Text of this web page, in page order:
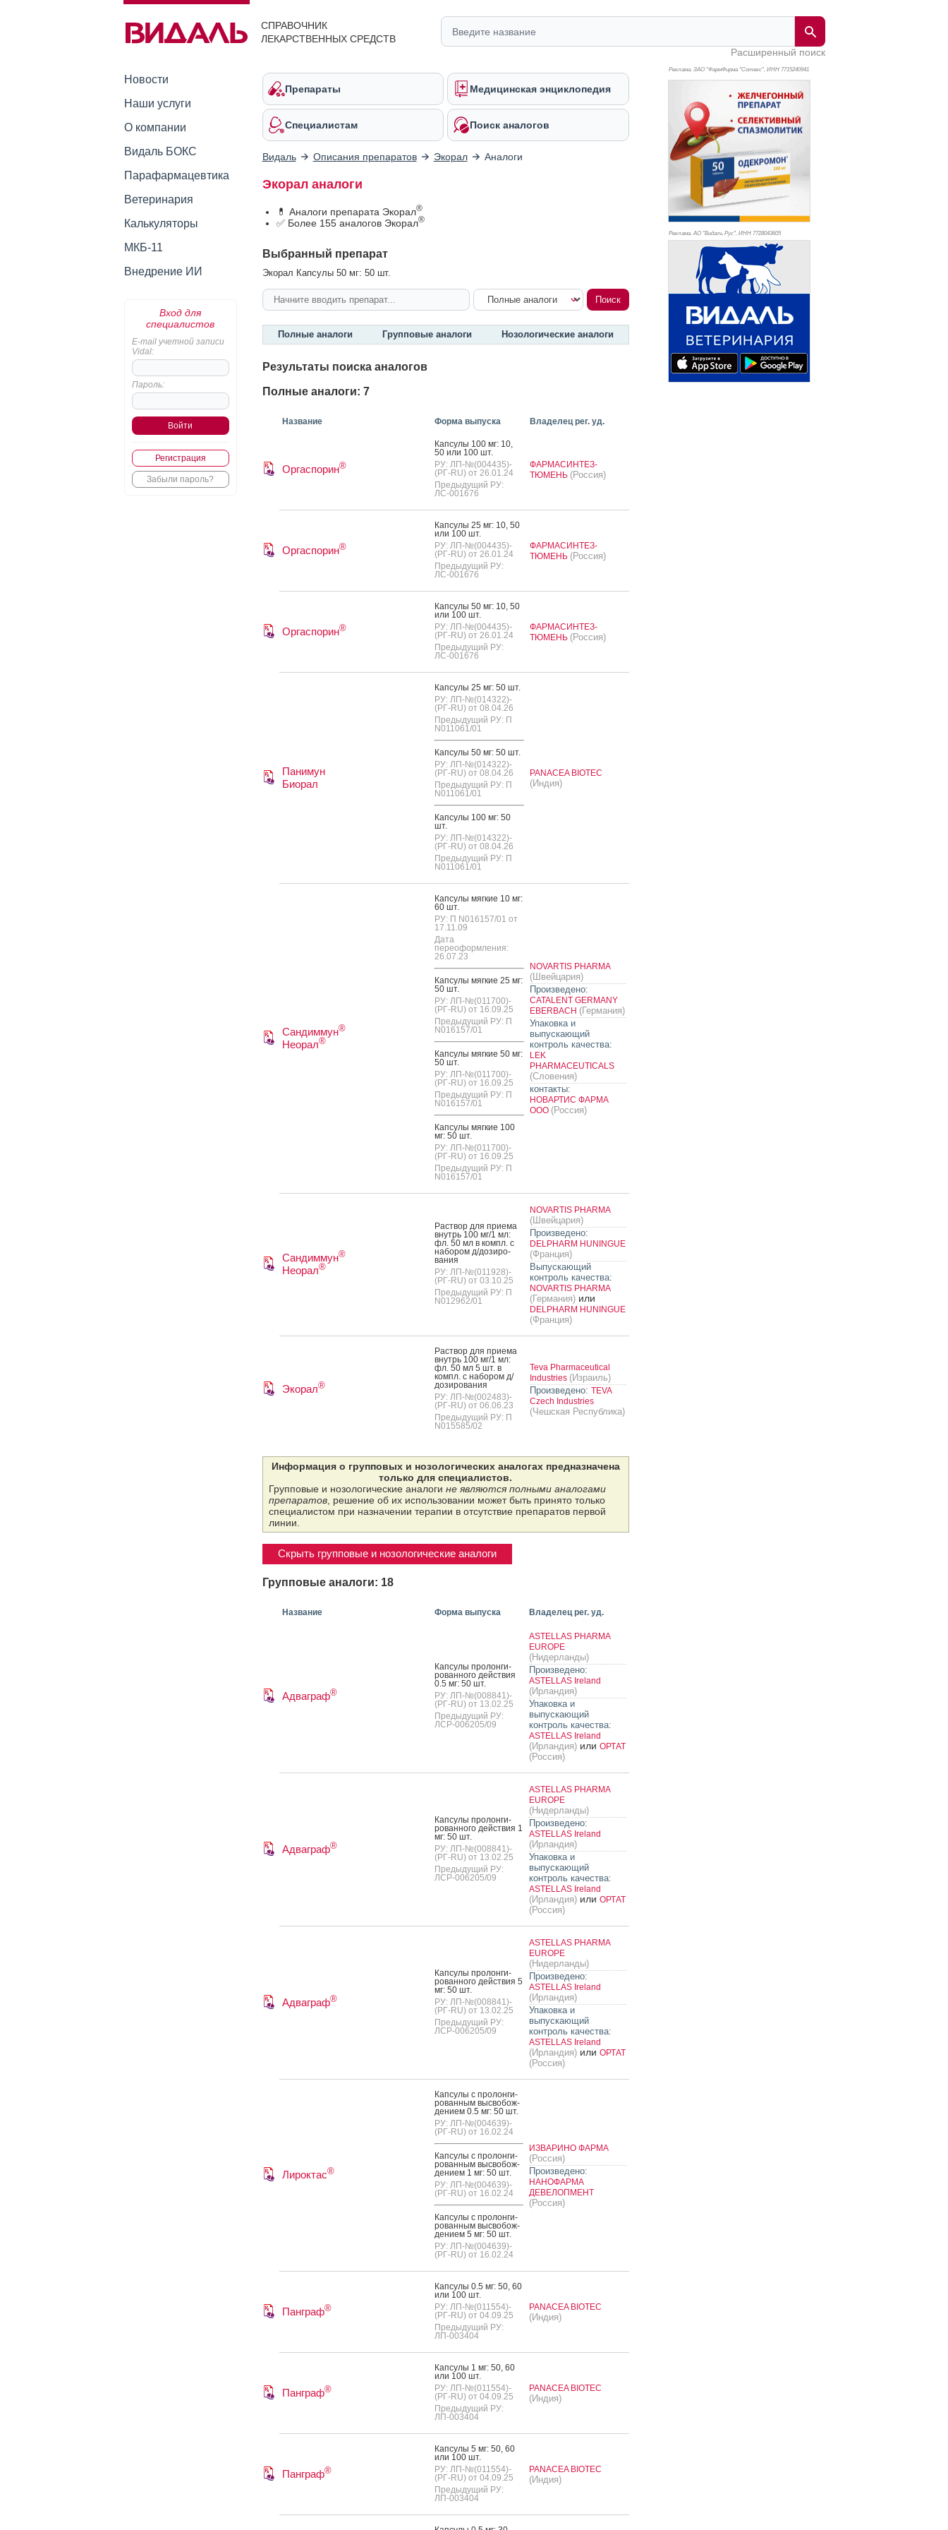
СПРАВОЧНИК
ЛЕКАРСТВЕННЫХ СРЕДСТВ
Расширенный поиск
Новости
Наши услуги
О компании
Видаль БОКС
Парафармацевтика
Ветеринария
Калькуляторы
МКБ-11
Внедрение ИИ
Вход для
специалистов
E-mail учетной записи
Vidal:
Пароль:
Регистрация
Забыли пароль?
Препараты Медицинская энциклопедия
Специалистам Поиск аналогов
Видаль Описания препаратов Экорал Аналоги
Экорал аналоги
💊 Аналоги препарата Экорал®
✅ Более 155 аналогов Экорал®
Выбранный препарат
Экорал Капсулы 50 мг: 50 шт.
Полные аналоги Групповые аналоги Нозологические аналоги
Результаты поиска аналогов
Полные аналоги: 7
Название Форма выпуска Владелец рег. уд.
Оргаспорин®
Кап­су­лы 100 мг: 10,
50 или 100 шт.
РУ: ЛП-№(004435)-
(РГ-RU) от 26.01.24
Предыдущий РУ:
ЛС-001676
ФАРМАСИНТЕЗ-
ТЮМЕНЬ (Россия)
Оргаспорин®
Кап­су­лы 25 мг: 10, 50
или 100 шт.
РУ: ЛП-№(004435)-
(РГ-RU) от 26.01.24
Предыдущий РУ:
ЛС-001676
ФАРМАСИНТЕЗ-
ТЮМЕНЬ (Россия)
Оргаспорин®
Кап­су­лы 50 мг: 10, 50
или 100 шт.
РУ: ЛП-№(004435)-
(РГ-RU) от 26.01.24
Предыдущий РУ:
ЛС-001676
ФАРМАСИНТЕЗ-
ТЮМЕНЬ (Россия)
Панимун
Биорал
Кап­су­лы 25 мг: 50 шт.
РУ: ЛП-№(014322)-
(РГ-RU) от 08.04.26
Предыдущий РУ: П
N011061/01
Кап­су­лы 50 мг: 50 шт.
РУ: ЛП-№(014322)-
(РГ-RU) от 08.04.26
Предыдущий РУ: П
N011061/01
Кап­су­лы 100 мг: 50
шт.
РУ: ЛП-№(014322)-
(РГ-RU) от 08.04.26
Предыдущий РУ: П
N011061/01
PANACEA BIOTEC
(Индия)
Сандиммун®
Неорал®
Кап­су­лы мяг­кие 10 мг:
60 шт.
РУ: П N016157/01 от
17.11.09
Дата
переоформления:
26.07.23
Кап­су­лы мяг­кие 25 мг:
50 шт.
РУ: ЛП-№(011700)-
(РГ-RU) от 16.09.25
Предыдущий РУ: П
N016157/01
Кап­су­лы мяг­кие 50 мг:
50 шт.
РУ: ЛП-№(011700)-
(РГ-RU) от 16.09.25
Предыдущий РУ: П
N016157/01
Кап­су­лы мяг­кие 100
мг: 50 шт.
РУ: ЛП-№(011700)-
(РГ-RU) от 16.09.25
Предыдущий РУ: П
N016157/01
NOVARTIS PHARMA
(Швейцария)
Произведено:
CATALENT GERMANY
EBERBACH (Германия)
Упаковка и
выпускающий
контроль качества:
LEK
PHARMACEUTICALS
(Словения)
контакты:
НОВАРТИС ФАРМА
ООО (Россия)
Сандиммун®
Неорал®
Рас­твор для при­ема
внутрь 100 мг/1 мл:
фл. 50 мл в компл. с
на­бором д/до­зиро­
вания
РУ: ЛП-№(011928)-
(РГ-RU) от 03.10.25
Предыдущий РУ: П
N012962/01
NOVARTIS PHARMA
(Швейцария)
Произведено:
DELPHARM HUNINGUE
(Франция)
Выпускающий
контроль качества:
NOVARTIS PHARMA
(Германия)или
DELPHARM HUNINGUE
(Франция)
Экорал®
Рас­твор для при­ема
внутрь 100 мг/1 мл:
фл. 50 мл 5 шт. в
компл. с на­бором д/
до­зиро­вания
РУ: ЛП-№(002483)-
(РГ-RU) от 06.06.23
Предыдущий РУ: П
N015585/02
Teva Pharmaceutical
Industries (Израиль)
Произведено: TEVA
Czech Industries
(Чешская Республика)
Информация о групповых и нозологических аналогах предназначена
только для специалистов.
Групповые и нозологические аналоги не являются полными аналогами
препаратов, решение об их использовании может быть принято только
специалистом при назначении терапии в отсутствие препаратов первой
линии.
Скрыть групповые и нозологические аналоги
Групповые аналоги: 18
Название Форма выпуска Владелец рег. уд.
Адваграф®
Кап­су­лы про­лон­ги­
рован­но­го дей­ствия
0.5 мг: 50 шт.
РУ: ЛП-№(008841)-
(РГ-RU) от 13.02.25
Предыдущий РУ:
ЛСР-006205/09
ASTELLAS PHARMA
EUROPE
(Нидерланды)
Произведено:
ASTELLAS Ireland
(Ирландия)
Упаковка и
выпускающий
контроль качества:
ASTELLAS Ireland
(Ирландия)или ОРТАТ
(Россия)
Адваграф®
Кап­су­лы про­лон­ги­
рован­но­го дей­ствия 1
мг: 50 шт.
РУ: ЛП-№(008841)-
(РГ-RU) от 13.02.25
Предыдущий РУ:
ЛСР-006205/09
ASTELLAS PHARMA
EUROPE
(Нидерланды)
Произведено:
ASTELLAS Ireland
(Ирландия)
Упаковка и
выпускающий
контроль качества:
ASTELLAS Ireland
(Ирландия)или ОРТАТ
(Россия)
Адваграф®
Кап­су­лы про­лон­ги­
рован­но­го дей­ствия 5
мг: 50 шт.
РУ: ЛП-№(008841)-
(РГ-RU) от 13.02.25
Предыдущий РУ:
ЛСР-006205/09
ASTELLAS PHARMA
EUROPE
(Нидерланды)
Произведено:
ASTELLAS Ireland
(Ирландия)
Упаковка и
выпускающий
контроль качества:
ASTELLAS Ireland
(Ирландия)или ОРТАТ
(Россия)
Лироктас®
Кап­су­лы с про­лон­ги­
рован­ным выс­во­бож­
де­ни­ем 0.5 мг: 50 шт.
РУ: ЛП-№(004639)-
(РГ-RU) от 16.02.24
Кап­су­лы с про­лон­ги­
рован­ным выс­во­бож­
де­ни­ем 1 мг: 50 шт.
РУ: ЛП-№(004639)-
(РГ-RU) от 16.02.24
Кап­су­лы с про­лон­ги­
рован­ным выс­во­бож­
де­ни­ем 5 мг: 50 шт.
РУ: ЛП-№(004639)-
(РГ-RU) от 16.02.24
ИЗВАРИНО ФАРМА
(Россия)
Произведено:
НАНОФАРМА
ДЕВЕЛОПМЕНТ
(Россия)
Панграф®
Кап­су­лы 0.5 мг: 50, 60
или 100 шт.
РУ: ЛП-№(011554)-
(РГ-RU) от 04.09.25
Предыдущий РУ:
ЛП-003404
PANACEA BIOTEC
(Индия)
Панграф®
Кап­су­лы 1 мг: 50, 60
или 100 шт.
РУ: ЛП-№(011554)-
(РГ-RU) от 04.09.25
Предыдущий РУ:
ЛП-003404
PANACEA BIOTEC
(Индия)
Панграф®
Кап­су­лы 5 мг: 50, 60
или 100 шт.
РУ: ЛП-№(011554)-
(РГ-RU) от 04.09.25
Предыдущий РУ:
ЛП-003404
PANACEA BIOTEC
(Индия)
Реклама. ЗАО "ФармФирма "Сотекс", ИНН 7715240941
Реклама. АО "Видаль Рус", ИНН 7728043605